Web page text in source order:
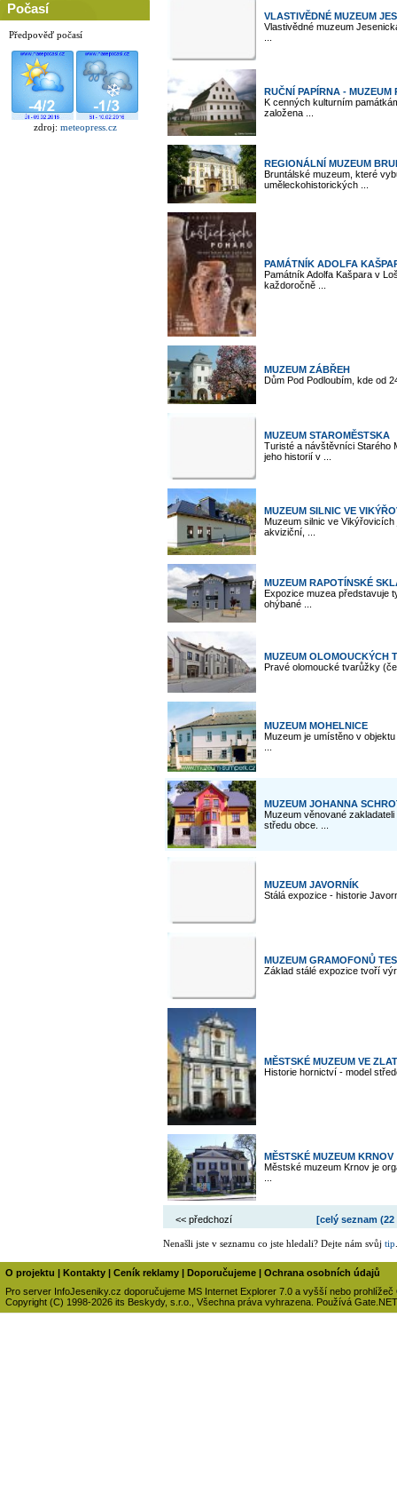
Počasí
Předpověď počasí
zdroj: meteopress.cz
VLASTIVĚDNÉ MUZEUM
Vlastivědné muzeum
RUČNÍ PAPÍRNA - MUZEUM
K cenných kulturním
založena ...
REGIONÁLNÍ MUZEUM
Bruntálské muzeum, které
uměleckohistorických ...
PAMÁTNÍK ADOLFA
Památník Adolfa Kašpara v
každoročně ...
MUZEUM ZÁBŘEH
Dům Pod Podloubím, kde od
MUZEUM STAROMĚSTSKA
Turisté a návštěvníci Starého
jeho historií v ...
MUZEUM SILNIC VE
Muzeum silnic ve
akviziční, ...
MUZEUM RAPOTÍNSKÉ
Expozice muzea představuje
ohýbané ...
MUZEUM OLOMOUCKÝCH
Pravé olomoucké tvarůžky
MUZEUM MOHELNICE
Muzeum je umístěno v
MUZEUM JOHANNA
Muzeum věnované
středu obce. ...
MUZEUM JAVORNÍK
Stálá expozice - historie
MUZEUM GRAMOFONŮ
Základ stálé expozice tvoří
MĚSTSKÉ MUZEUM VE
Historie hornictví - model
MĚSTSKÉ MUZEUM KRNOV
Městské muzeum Krnov je
<< předchozí [celý seznam (22
Nenašli jste v seznamu co jste hledali? Dejte nám svůj tip
O projektu | Kontakty | Ceník reklamy | Doporučujeme | Ochrana osobních údajů
Pro server InfoJeseniky.cz doporučujeme MS Internet Explorer 7.0 a vyšší nebo prohlížeč
Copyright (C) 1998-2026 its Beskydy, s.r.o., Všechna práva vyhrazena. Používá